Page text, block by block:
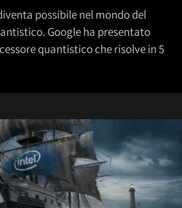
possibile nel mondo del
Google ha presentato
quantistico che risolve in 5